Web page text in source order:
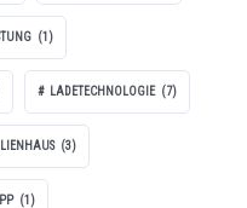
(1)
LADETECHNOLOGIE (7)
(3)
(1)